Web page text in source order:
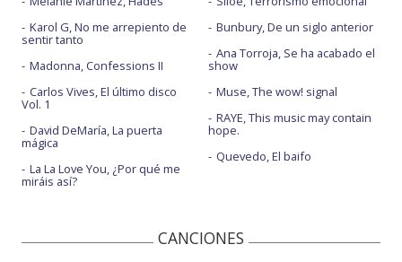
Karol G, No me arrepiento de
sentir tanto
Madonna, Confessions II
Carlos Vives, El último disco
Vol. 1
David DeMaría, La puerta
mágica
La La Love You, ¿Por qué me
miráis así?
Bunbury, De un siglo anterior
Ana Torroja, Se ha acabado el
show
Muse, The wow! signal
RAYE, This music may contain
hope.
Quevedo, El baifo
CANCIONES